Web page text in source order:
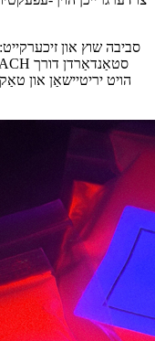
סביבה שוץ און
הויט יריטיישאַן און